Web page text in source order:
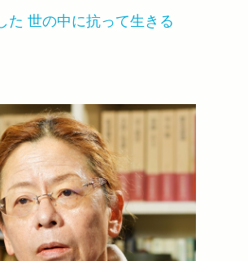
た 世の中に抗って生きる